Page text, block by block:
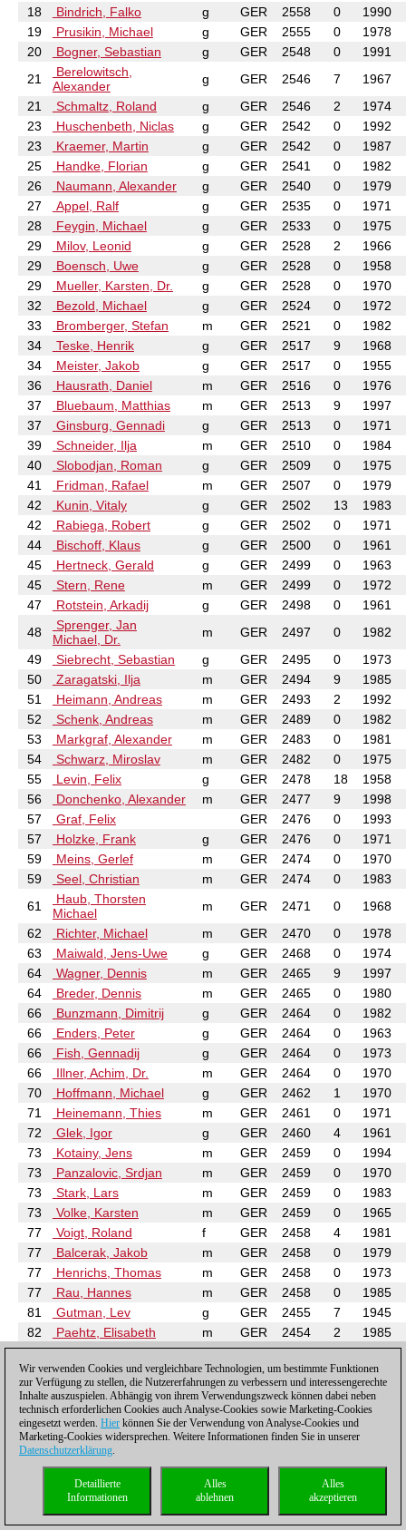
18
Bindrich, Falko g GER 2558 0
1990
19
Prusikin, Michael g GER 2555 0
1978
20
Bogner, Sebastian g GER 2548 0
1991
21
Berelowitsch,
Alexander
g GER 2546 7
1967
21
Schmaltz, Roland g GER 2546 2
1974
23
Huschenbeth, Niclas g GER 2542 0
1992
23
Kraemer, Martin g GER 2542 0
1987
25
Handke, Florian g GER 2541 0
1982
26
Naumann, Alexander g GER 2540 0
1979
27
Appel, Ralf g GER 2535 0
1971
28
Feygin, Michael g GER 2533 0
1975
29
Milov, Leonid g GER 2528 2
1966
29
Boensch, Uwe g GER 2528 0
1958
29
Mueller, Karsten, Dr. g GER 2528 0
1970
32
Bezold, Michael g GER 2524 0
1972
33
Bromberger, Stefan m GER 2521 0
1982
34
Teske, Henrik g GER 2517 9
1968
34
Meister, Jakob g GER 2517 0
1955
36
Hausrath, Daniel m GER 2516 0
1976
37
Bluebaum, Matthias m GER 2513 9
1997
37
Ginsburg, Gennadi g GER 2513 0
1971
39
Schneider, Ilja m GER 2510 0
1984
40
Slobodjan, Roman g GER 2509 0
1975
41
Fridman, Rafael m GER 2507 0
1979
42
Kunin, Vitaly g GER 2502 13
1983
42
Rabiega, Robert g GER 2502 0
1971
44
Bischoff, Klaus g GER 2500 0
1961
45
Hertneck, Gerald g GER 2499 0
1963
45
Stern, Rene m GER 2499 0
1972
47
Rotstein, Arkadij g GER 2498 0
1961
48
Sprenger, Jan
Michael, Dr.
m GER 2497 0
1982
49
Siebrecht, Sebastian g GER 2495 0
1973
50
Zaragatski, Ilja m GER 2494 9
1985
51
Heimann, Andreas m GER 2493 2
1992
52
Schenk, Andreas m GER 2489 0
1982
53
Markgraf, Alexander m GER 2483 0
1981
54
Schwarz, Miroslav m GER 2482 0
1975
55
Levin, Felix g GER 2478 18
1958
56
Donchenko, Alexander m GER 2477 9
1998
57
Graf, Felix GER 2476 0
1993
57
Holzke, Frank g GER 2476 0
1971
59
Meins, Gerlef m GER 2474 0
1970
59
Seel, Christian m GER 2474 0
1983
61
Haub, Thorsten
Michael
m GER 2471 0
1968
62
Richter, Michael m GER 2470 0
1978
63
Maiwald, Jens-Uwe g GER 2468 0
1974
64
Wagner, Dennis m GER 2465 9
1997
64
Breder, Dennis m GER 2465 0
1980
66
Bunzmann, Dimitrij g GER 2464 0
1982
66
Enders, Peter g GER 2464 0
1963
66
Fish, Gennadij g GER 2464 0
1973
66
Illner, Achim, Dr. m GER 2464 0
1970
70
Hoffmann, Michael g GER 2462 1
1970
71
Heinemann, Thies m GER 2461 0
1971
72
Glek, Igor g GER 2460 4
1961
73
Kotainy, Jens m GER 2459 0
1994
73
Panzalovic, Srdjan m GER 2459 0
1970
73
Stark, Lars m GER 2459 0
1983
73
Volke, Karsten m GER 2459 0
1965
77
Voigt, Roland f GER 2458 4
1981
77
Balcerak, Jakob m GER 2458 0
1979
77
Henrichs, Thomas m GER 2458 0
1973
77
Rau, Hannes m GER 2458 0
1985
81
Gutman, Lev g GER 2455 7
1945
82
Paehtz, Elisabeth m GER 2454 2
1985
83
Mons, Leon f GER 2453 8
1995
83
Mutschnik, Illya m GER 2453 0
1985
85
Lubbe, Nikolas GER 2451 0
1990
85
Schebler, Gerhard g GER 2451 0
1969
87
Heinz, Axel m GER 2450 0
1987
87
Thiede, Lars
Womacka, Mathias g GER 2450 0
1966
Sebastian, Dirk 0
Mann, Christian, Dr. m GER 2447 0
1971
Wir verwenden Cookies und vergleichbare Technologien, um bestimmte Funktionen
zur Verfügung zu stellen, die Nutzererfahrungen zu verbessern und interessengerechte
Inhalte auszuspielen. Abhängig von ihrem Verwendungszweck können dabei neben
technisch erforderlichen Cookies auch Analyse-Cookies sowie Marketing-Cookies
eingesetzt werden. Hier können Sie der Verwendung von Analyse-Cookies und
Marketing-Cookies widersprechen. Weitere Informationen finden Sie in unserer
Datenschutzerklärung.
Alles
akzeptieren
Alles
ablehnen
Detaillierte
Informationen